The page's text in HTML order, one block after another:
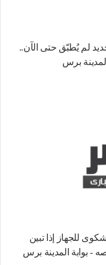
لم يُطبّق حتى الآن..
برس
للجهاز إذا تبين
بوابة المدينة برس